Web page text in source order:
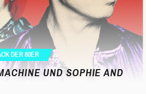
DER 80ER
UND SOPHIE AND